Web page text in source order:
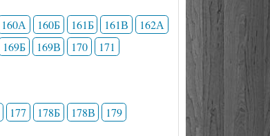
160А 160Б 161Б 161В
162А
169Б 169В 170 171
177 178Б 178В 179